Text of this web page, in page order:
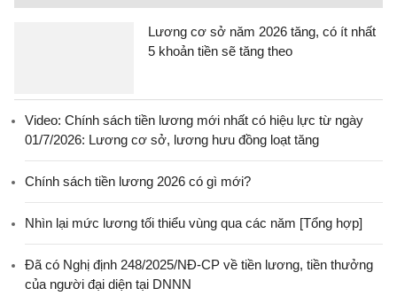
Lương cơ sở năm 2026 tăng, có ít nhất
5 khoản tiền sẽ tăng theo
Video: Chính sách tiền lương mới nhất có hiệu lực từ ngày
01/7/2026: Lương cơ sở, lương hưu đồng loạt tăng
Chính sách tiền lương 2026 có gì mới?
Nhìn lại mức lương tối thiểu vùng qua các năm [Tổng hợp]
Đã có Nghị định 248/2025/NĐ-CP về tiền lương, tiền thưởng
của người đại diện tại DNNN